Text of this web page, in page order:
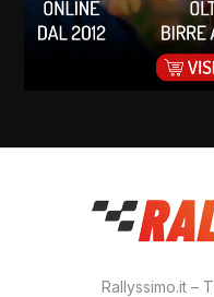
Rallyssimo.it –